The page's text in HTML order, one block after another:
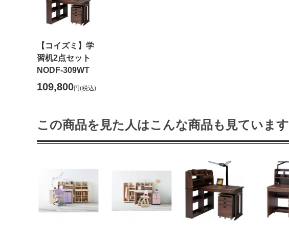
【コイズミ】学
習机2点セット
NODF-309WT
109,800円(税込)
この商品を見た人はこんな商品も見ています